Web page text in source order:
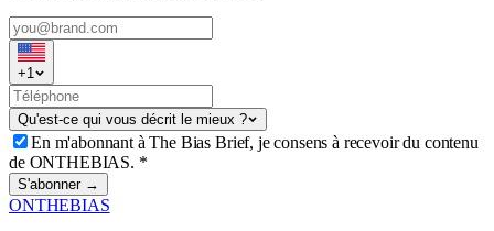
+1
Qu'est-ce qui vous décrit le mieux ?
En m'abonnant à The Bias Brief, je consens à recevoir du contenu
de ONTHEBIAS. *
S'abonner →
ONTHEBIAS